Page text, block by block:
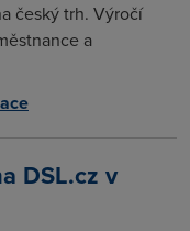
český trh. Výročí
a
DSL.cz v